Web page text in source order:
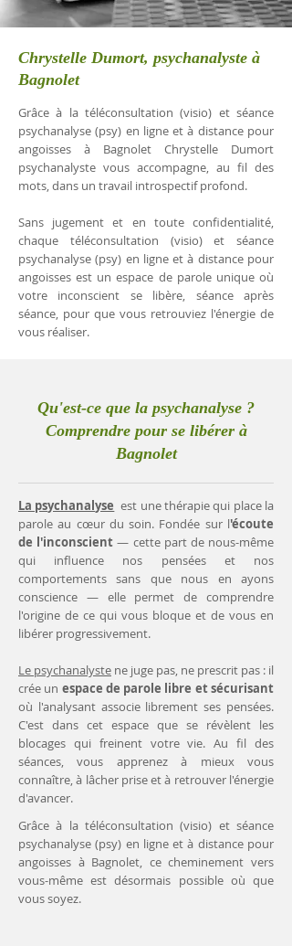
Chrystelle Dumort, psychanalyste à
Bagnolet
Grâce à la téléconsultation (visio) et séance
psychanalyse (psy) en ligne et à distance pour
angoisses à Bagnolet Chrystelle Dumort
psychanalyste vous accompagne, au fil des
mots, dans un travail introspectif profond.
Sans jugement et en toute confidentialité,
chaque téléconsultation (visio) et séance
psychanalyse (psy) en ligne et à distance pour
angoisses est un espace de parole unique où
votre inconscient se libère, séance après
séance, pour que vous retrouviez l'énergie de
vous réaliser.
Qu'est-ce que la psychanalyse ?
Comprendre pour se libérer à
Bagnolet
La psychanalyse est une thérapie qui place la
parole au cœur du soin. Fondée sur l'écoute
de l'inconscient— cette part de nous-même
qui influence nos pensées et nos
comportements sans que nous en ayons
conscience — elle permet de comprendre
l'origine de ce qui vous bloque et de vous en
libérer progressivement.
Le psychanalyste ne juge pas, ne prescrit pas : il
crée un espace de parole libre et sécurisant
où l'analysant associe librement ses pensées.
C'est dans cet espace que se révèlent les
blocages qui freinent votre vie. Au fil des
séances, vous apprenez à mieux vous
connaître, à lâcher prise et à retrouver l'énergie
d'avancer.
Grâce à la téléconsultation (visio) et séance
psychanalyse (psy) en ligne et à distance pour
angoisses à Bagnolet, ce cheminement vers
vous-même est désormais possible où que
vous soyez.